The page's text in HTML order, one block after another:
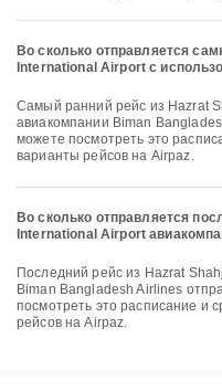
Во сколько отправляется
International Airport с
Самый ранний рейс из Hazrat Shahjalal International Airport
авиакомпании Biman
можете посмотреть это
варианты рейсов на Airpaz.
Во сколько отправляется
International Airport
Последний рейс из Hazrat Shahjalal International Airport авиакомпании
Biman Bangladesh Airlines
посмотреть это расписание и
рейсов на Airpaz.